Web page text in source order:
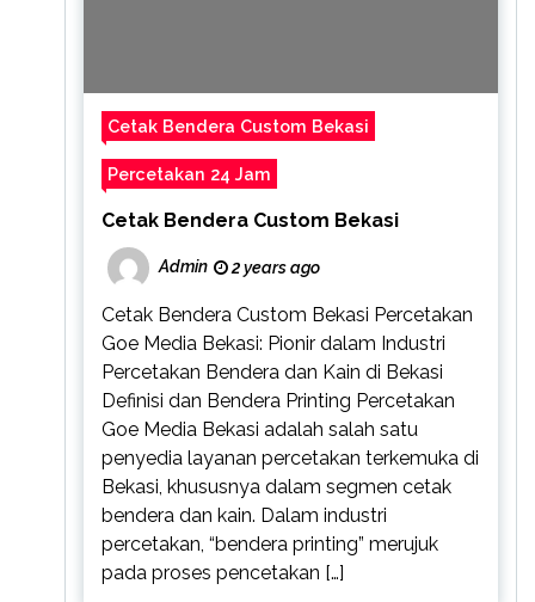
Cetak Bendera Custom Bekasi
Percetakan 24 Jam
Cetak Bendera Custom Bekasi
Admin 2 years ago
Cetak Bendera Custom Bekasi Percetakan
Goe Media Bekasi: Pionir dalam Industri
Percetakan Bendera dan Kain di Bekasi
Definisi dan Bendera Printing Percetakan
Goe Media Bekasi adalah salah satu
penyedia layanan percetakan terkemuka di
Bekasi, khususnya dalam segmen cetak
bendera dan kain. Dalam industri
percetakan, “bendera printing” merujuk
pada proses pencetakan […]